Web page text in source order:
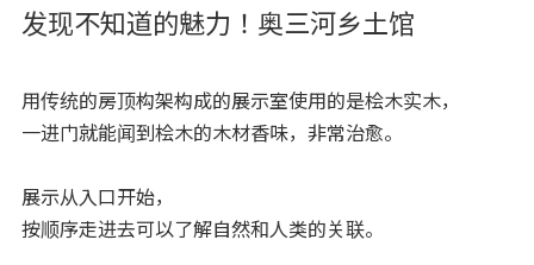
发现不知道的魅力！奥三河乡土馆
用传统的房顶构架构成的展示室使用的是桧木实木，
一进门就能闻到桧木的木材香味，非常治愈。
展示从入口开始，
按顺序走进去可以了解自然和人类的关联。